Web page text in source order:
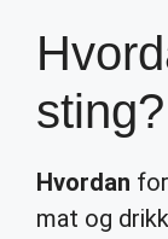
sting?
Hvordan
mat og